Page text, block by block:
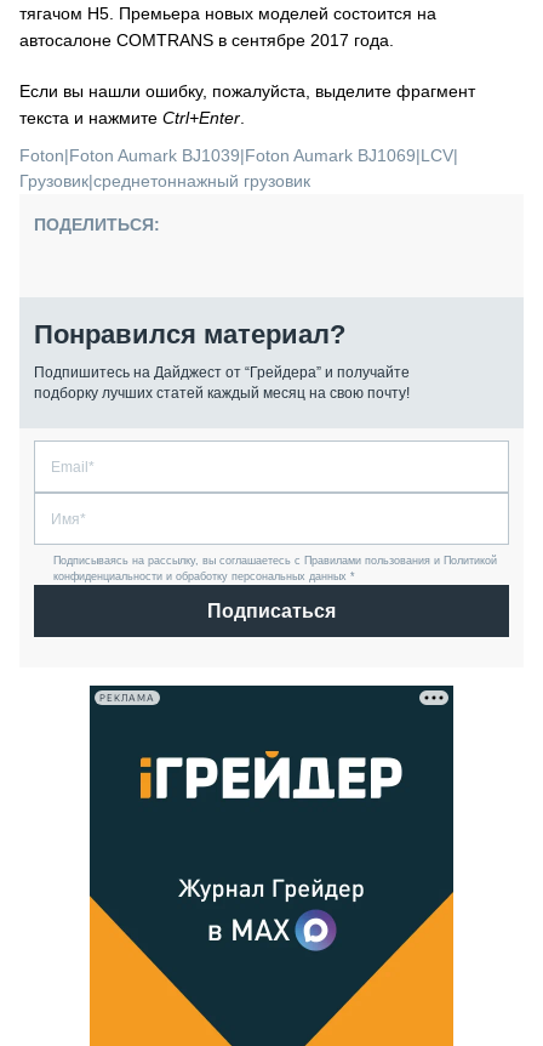
тягачом H5. Премьера новых моделей состоится на
автосалоне COMTRANS в сентябре 2017 года.
Если вы нашли ошибку, пожалуйста, выделите фрагмент
текста и нажмите Ctrl+Enter
Foton|Foton Aumark BJ1039|Foton Aumark BJ1069|LCV|
Грузовик|среднетоннажный грузовик
ПОДЕЛИТЬСЯ:
Понравился материал?
Подпишитесь на Дайджест от “Грейдера” и получайте
подборку лучших статей каждый месяц на свою почту!
Подписываясь на рассылку, вы соглашаетесь с Правилами пользования и Политикой
конфиденциальности и обработку персональных данных *
Подписаться
РЕКЛАМА